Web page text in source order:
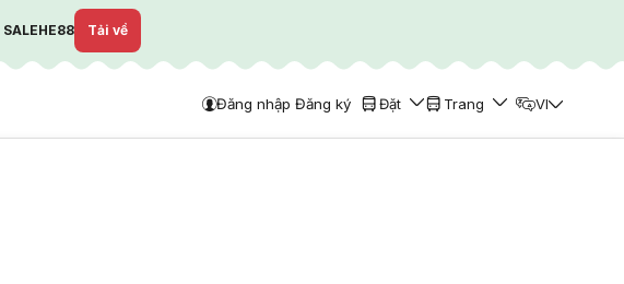
SALEHE88 Tải về
Đăng nhập Đăng ký Đặt Trang VI